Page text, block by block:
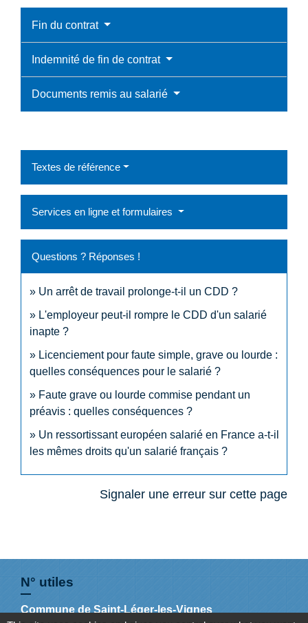
Fin du contrat
Indemnité de fin de contrat
Documents remis au salarié
Textes de référence
Services en ligne et formulaires
Questions ? Réponses !
Un arrêt de travail prolonge-t-il un CDD ?
L'employeur peut-il rompre le CDD d'un salarié
inapte ?
Licenciement pour faute simple, grave ou lourde :
quelles conséquences pour le salarié ?
Faute grave ou lourde commise pendant un
préavis : quelles conséquences ?
Un ressortissant européen salarié en France a-t-il
les mêmes droits qu'un salarié français ?
Signaler une erreur sur cette page
N° utiles
Commune de Saint-Léger-les-Vignes